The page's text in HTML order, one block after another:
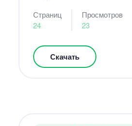
Страниц
24
Просмотров
23
Скачать